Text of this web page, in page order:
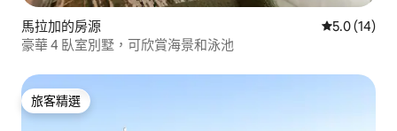
馬拉加的房源 從 14 則評
5.0 (14)
豪華 4 臥室別墅，可欣賞海景和泳池
旅客精選
旅客精選